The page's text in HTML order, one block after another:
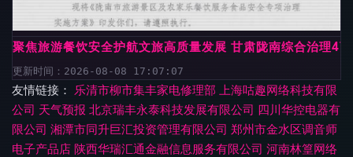
聚焦旅游餐饮安全护航文旅高质量发展 甘肃陇南综合治理
更新时间：2026-08-08 17:07:07
友情链接： 乐清市柳市集丰家电修理部 上海咕趣网络科技有限
公司 天气预报 北京瑞丰永泰科技发展有限公司 四川华控电器有
限公司 湘潭市同升巨汇投资管理有限公司 郑州市金水区调音师
电子产品店 陕西华瑞汇通金融信息服务有限公司 河南林篁网络